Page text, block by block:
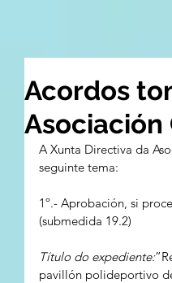
Acordos
Asociación
A Xunta Directiva da
seguinte tema:
1º.- Aprobación, si
(submedida 19.2)
Título do expediente:
pavillón polideportivo